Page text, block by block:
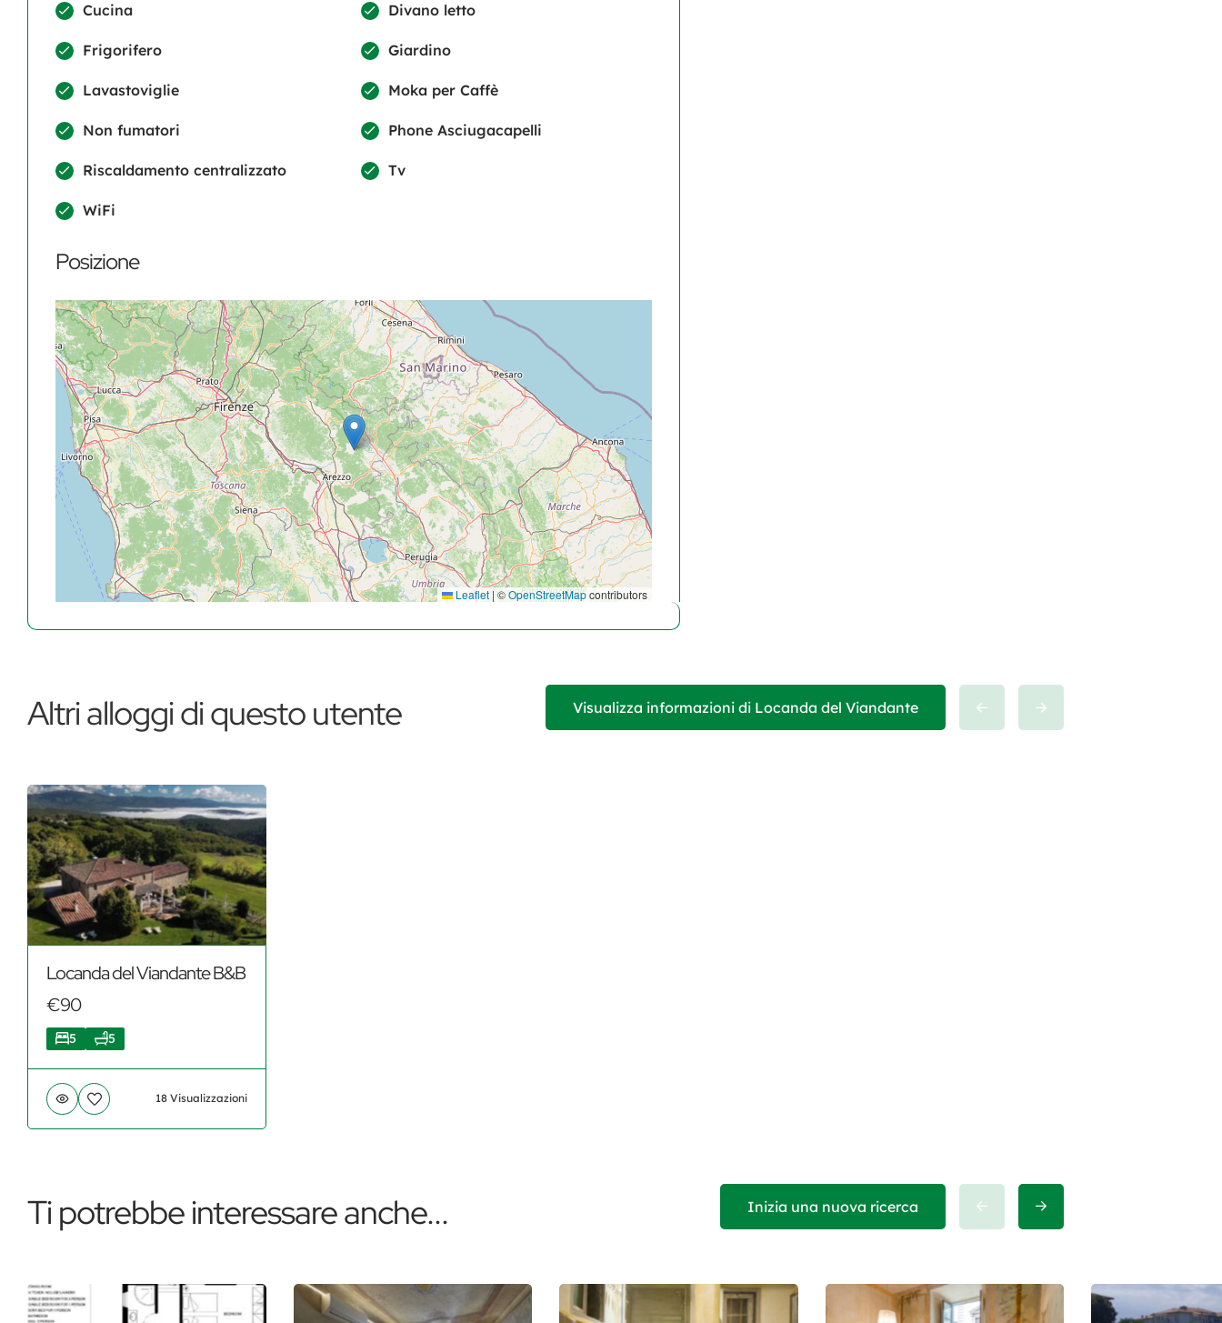
Cucina Divano letto
Frigorifero Giardino
Lavastoviglie Moka per Caffè
Non fumatori Phone Asciugacapelli
Riscaldamento centralizzato Tv
WiFi
Posizione
Leaflet | ©OpenStreetMapcontributors
Altri alloggi di questo utente Visualizza informazioni di Locanda del Viandante
Locanda del Viandante B&B
€90
5 5
18 Visualizzazioni
Ti potrebbe interessare anche... Inizia una nuova ricerca